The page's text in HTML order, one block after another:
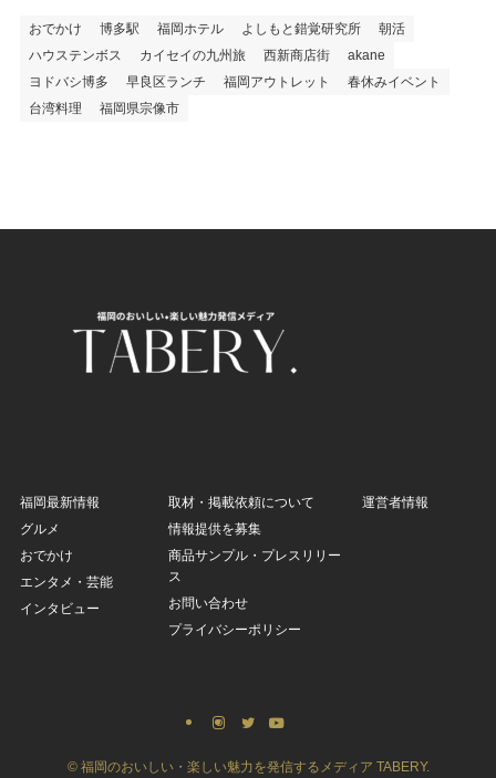
おでかけ 博多駅 福岡ホテル よしもと錯覚研究所
朝活
ハウステンボス
カイセイの九州旅 西新商店街
akane
ヨドバシ博多
早良区ランチ 福岡アウトレット
春休みイベント
台湾料理
福岡県宗像市
福岡最新情報
グルメ
おでかけ
エンタメ・芸能
インタビュー
取材・掲載依頼について
情報提供を募集
商品サンプル・プレスリリー
ス
お問い合わせ
プライバシーポリシー
運営者情報
©福岡のおいしい・楽しい魅力を発信するメディア TABERY.